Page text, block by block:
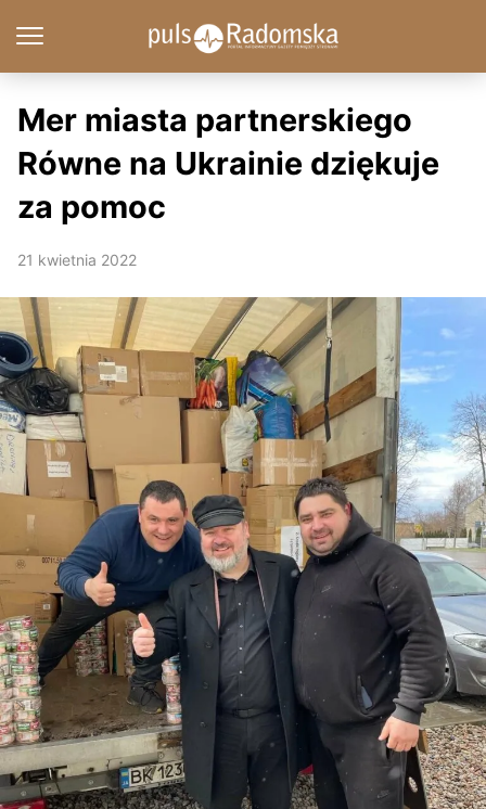
Mer miasta partnerskiego
Równe na Ukrainie dziękuje
za pomoc
21 kwietnia 2022